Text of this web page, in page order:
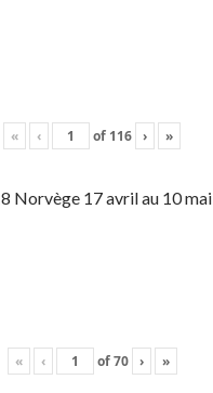
« ‹ of 116 › »
Norvège 17 avril au 10 mai
« ‹ of70 › »